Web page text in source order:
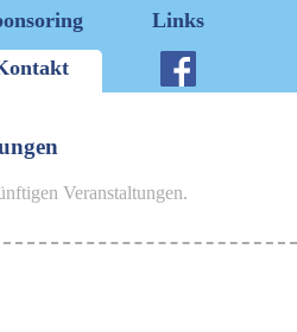
Links
Veranstaltungen.